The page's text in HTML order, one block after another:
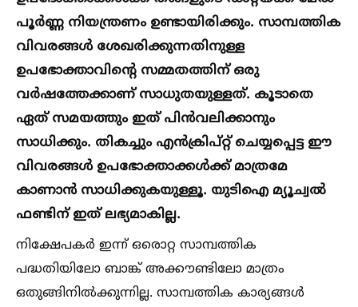
പൂര്‍ണ്ണ നിയന്ത്രണം ഉണ്ടായിരിക്കും. സാമ്പത്തിക
വിവരങ്ങള്‍ ശേഖരിക്കുന്നതിനുള്ള
ഉപഭോക്താവിന്‍റെ സമ്മതത്തിന് ഒരു
വര്‍ഷത്തേക്കാണ് സാധുതയുള്ളത്. കൂടാതെ
ഏത് സമയത്തും ഇത് പിന്‍വലിക്കാനും
സാധിക്കും. തികച്ചും എന്‍ക്രിപ്റ്റ് ചെയ്യപ്പെട്ട ഈ
വിവരങ്ങള്‍ ഉപഭോക്താക്കള്‍ക്ക് മാത്രമേ
കാണാന്‍ സാധിക്കുകയുള്ളൂ. യുടിഐ മ്യൂച്വല്‍
ഫണ്ടിന് ഇത് ലഭ്യമാകില്ല.
നിക്ഷേപകര്‍ ഇന്ന് ഒരൊറ്റ സാമ്പത്തിക
പദ്ധതിയിലോ ബാങ്ക് അക്കൗണ്ടിലോ മാത്രം
ഒതുങ്ങിനില്‍ക്കുന്നില്ല. സാമ്പത്തിക കാര്യങ്ങള്‍